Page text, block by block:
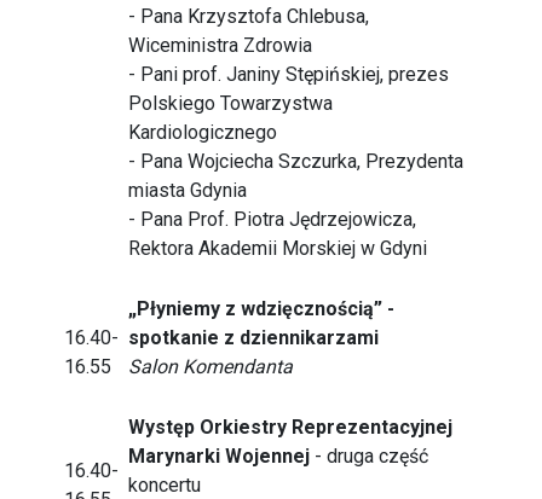
- Pana Krzysztofa Chlebusa,
Wiceministra Zdrowia
- Pani prof. Janiny Stępińskiej, prezes
Polskiego Towarzystwa
Kardiologicznego
- Pana Wojciecha Szczurka, Prezydenta
miasta Gdynia
- Pana Prof. Piotra Jędrzejowicza,
Rektora Akademii Morskiej w Gdyni
16.40-
16.55
„Płyniemy z wdzięcznością” -
spotkanie z dziennikarzami
Salon Komendanta
16.40-
Występ Orkiestry Reprezentacyjnej
Marynarki Wojennej - druga część
koncertu